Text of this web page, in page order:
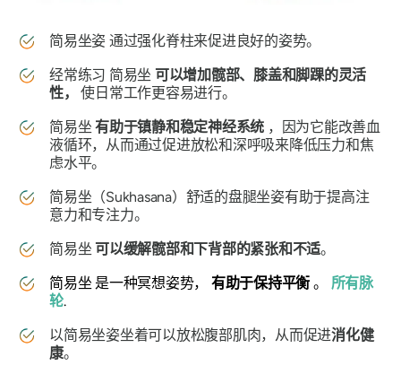
简易坐姿 通过强化脊柱来促进良好的姿势。
经常练习 简易坐 可以增加髋部、膝盖和脚踝的灵活
性，
使日常工作更容易进行。
简易坐 有助于镇静和稳定神经系统 ，因为它能改善血
液循环，从而通过促进放松和深呼吸来降低压力和焦
虑水平。
简易坐 （Sukhasana） 舒适的盘腿坐姿有助于提高注
意力和专注力。
简易坐 可以缓解髋部和下背部的紧张和不适。
简易坐 是一种冥想姿势， 有助于保持平衡 。 所有脉
轮.
以简易坐姿坐着可以放松腹部肌肉，从而促进消化健
康。